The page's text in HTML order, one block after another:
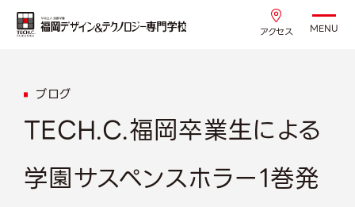
アクセス MENU
ブログ
TECH.C.福岡卒業生による
学園サスペンスホラー1巻発